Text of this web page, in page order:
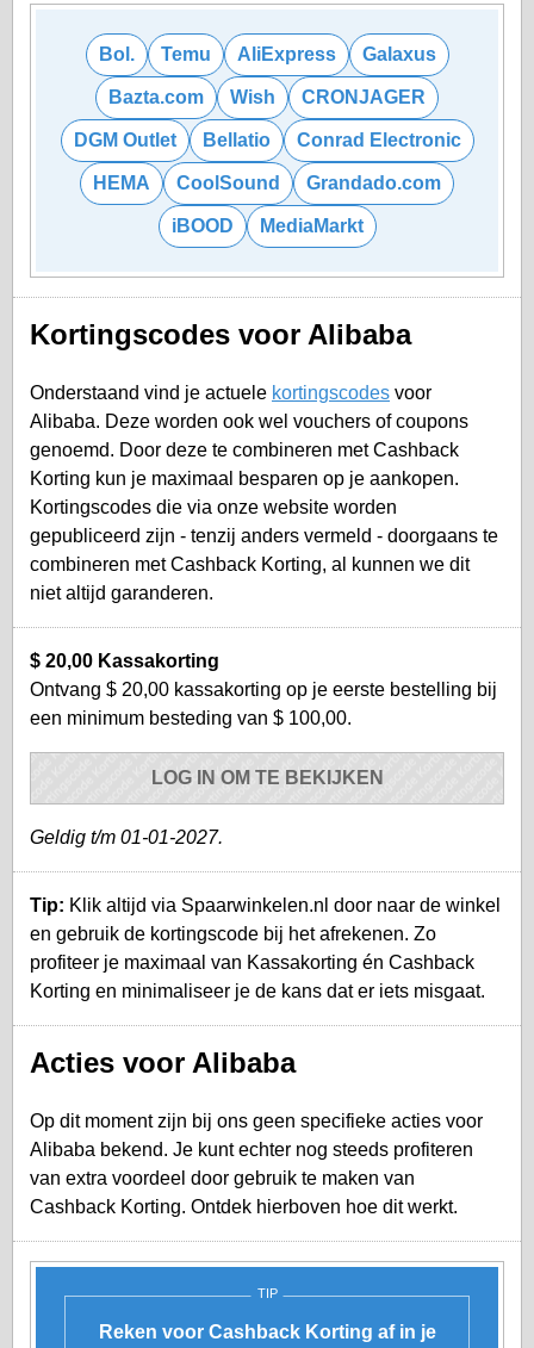
Bol. Temu AliExpress Galaxus
Bazta.com Wish CRONJAGER
DGM Outlet Bellatio Conrad Electronic
HEMA CoolSound Grandado.com
iBOOD MediaMarkt
Kortingscodes voor Alibaba
Onderstaand vind je actuele kortingscodes voor
Alibaba. Deze worden ook wel vouchers of coupons
genoemd. Door deze te combineren met Cashback
Korting kun je maximaal besparen op je aankopen.
Kortingscodes die via onze website worden
gepubliceerd zijn - tenzij anders vermeld - doorgaans te
combineren met Cashback Korting, al kunnen we dit
niet altijd garanderen.
$ 20,00 Kassakorting
Ontvang $ 20,00 kassakorting op je eerste bestelling bij
een minimum besteding van $ 100,00.
LOG IN OM TE BEKIJKEN
Geldig t/m 01-01-2027.
Tip: Klik altijd via Spaarwinkelen.nl door naar de winkel
en gebruik de kortingscode bij het afrekenen. Zo
profiteer je maximaal van Kassakorting én Cashback
Korting en minimaliseer je de kans dat er iets misgaat.
Acties voor Alibaba
Op dit moment zijn bij ons geen specifieke acties voor
Alibaba bekend. Je kunt echter nog steeds profiteren
van extra voordeel door gebruik te maken van
Cashback Korting. Ontdek hierboven hoe dit werkt.
TIP
Reken voor Cashback Korting af in je